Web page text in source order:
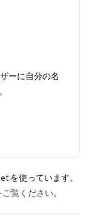
ーに自分の名
を使っています。
覧ください。